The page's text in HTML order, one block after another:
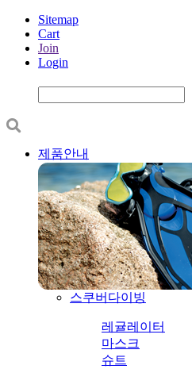
Sitemap
Cart
Join
Login
제품안내
스쿠버다이빙
레귤레이터
마스크
슈트